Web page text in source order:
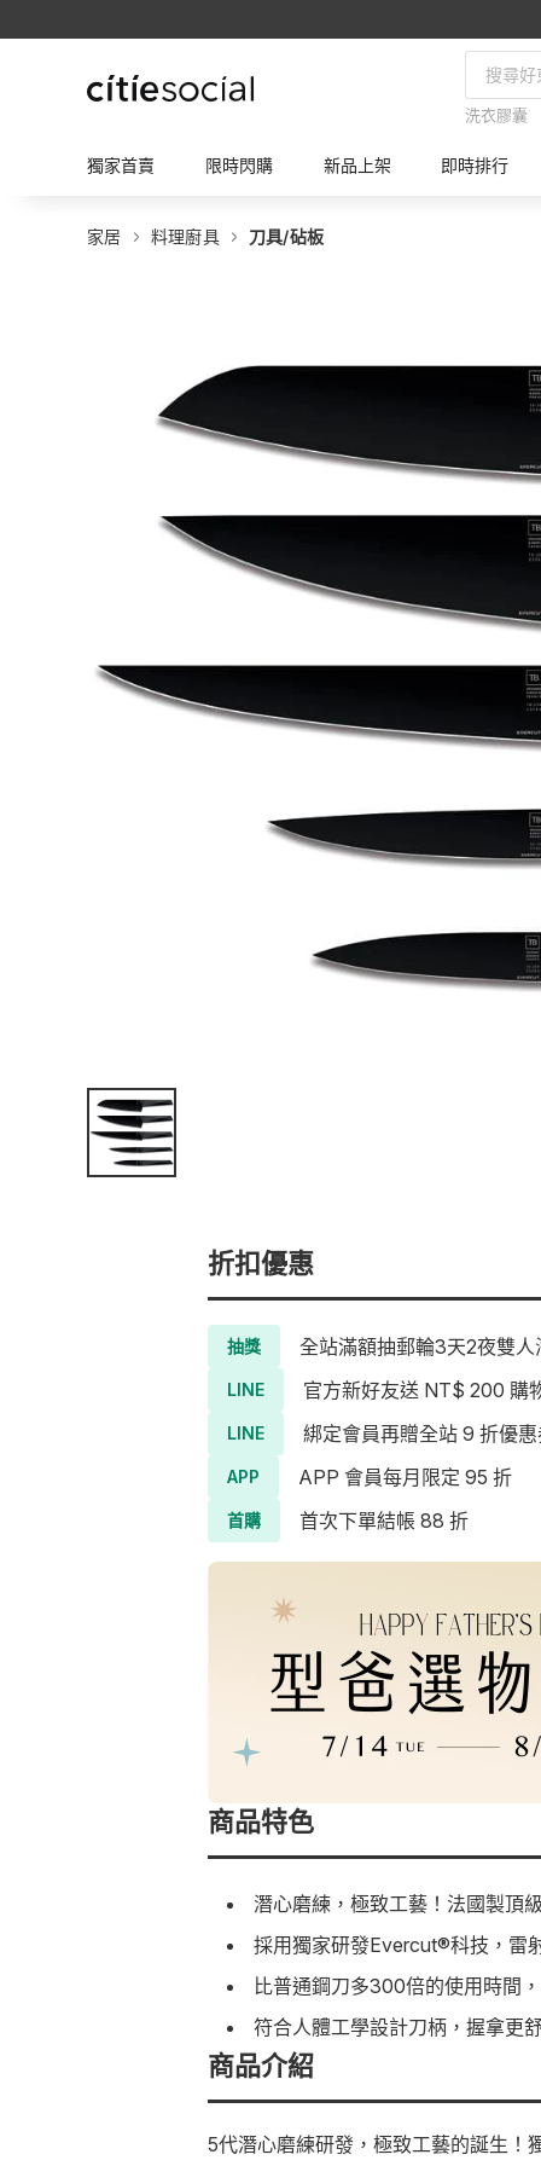
洗衣膠囊
獨家首賣 限時閃購 新品上架 即時排行
家居 料理廚具 刀具/砧板
折扣優惠
抽獎 全站滿額抽郵輪3天2夜雙人
LINE 官方新好友送 NT$ 200 購
LINE 綁定會員再贈全站 9 折優
APP APP 會員每月限定 95 折
首購 首次下單結帳 88 折
商品特色
潛心磨練，極致工藝！法國製頂
採用獨家研發Evercut®科技，雷
比普通鋼刀多300倍的使用時間
符合人體工學設計刀柄，握拿更
商品介紹
5代潛心磨練研發，極致工藝的誕生！